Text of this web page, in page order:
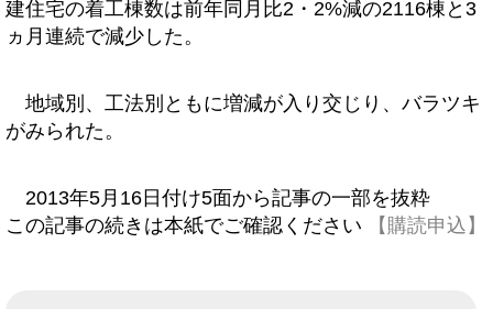
建住宅の着工棟数は前年同月比2・2%減の2116棟と3
ヵ月連続で減少した。
地域別、工法別ともに増減が入り交じり、バラツキ
がみられた。
2013年5月16日付け5面から記事の一部を抜粋
この記事の続きは本紙でご確認ください
【購読申込】